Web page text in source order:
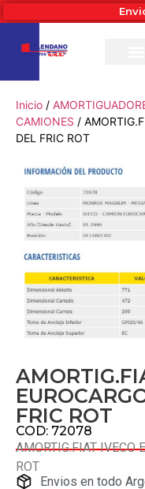
Inicio /
CAMIONES /
DEL FRIC ROT
FRIC ROT
COD: 72078
AMORTIG.FIAT IVECO
ROT
Envios en todo